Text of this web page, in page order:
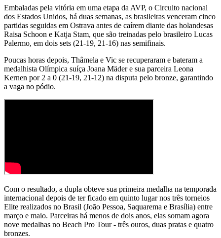
Embaladas pela vitória em uma etapa da AVP, o Circuito nacional
dos Estados Unidos, há duas semanas, as brasileiras venceram cinco
partidas seguidas em Ostrava antes de caírem diante das holandesas
Raisa Schoon e Katja Stam, que são treinadas pelo brasileiro Lucas
Palermo, em dois sets (21-19, 21-16) nas semifinais.
Poucas horas depois, Thâmela e Vic se recuperaram e bateram a
medalhista Olímpica suíça Joana Mäder e sua parceira Leona
Kernen por 2 a 0 (21-19, 21-12) na disputa pelo bronze, garantindo
a vaga no pódio.
Com o resultado, a dupla obteve sua primeira medalha na temporada
internacional depois de ter ficado em quinto lugar nos três torneios
Elite realizados no Brasil (João Pessoa, Saquarema e Brasília) entre
março e maio. Parceiras há menos de dois anos, elas somam agora
nove medalhas no Beach Pro Tour - três ouros, duas pratas e quatro
bronzes.